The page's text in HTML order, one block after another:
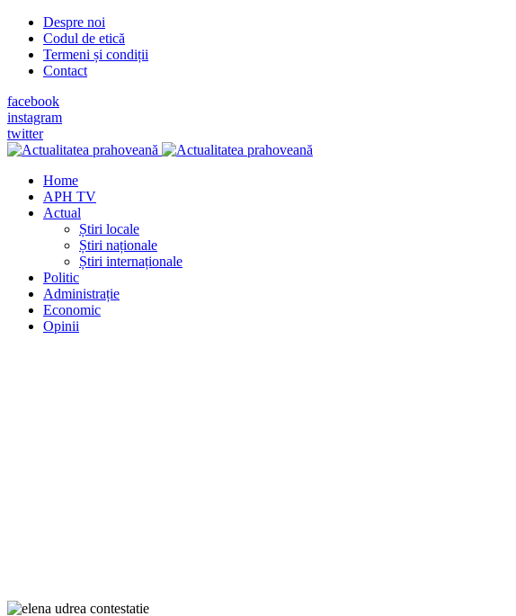
Despre noi
Codul de etică
Termeni și condiții
Contact
facebook
instagram
twitter
Home
APH TV
Actual
Știri locale
Știri naționale
Știri internaționale
Politic
Administrație
Economic
Opinii